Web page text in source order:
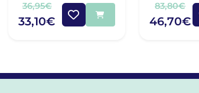
OLHOS20
36,95€
33,10€
83,80€
46,70€